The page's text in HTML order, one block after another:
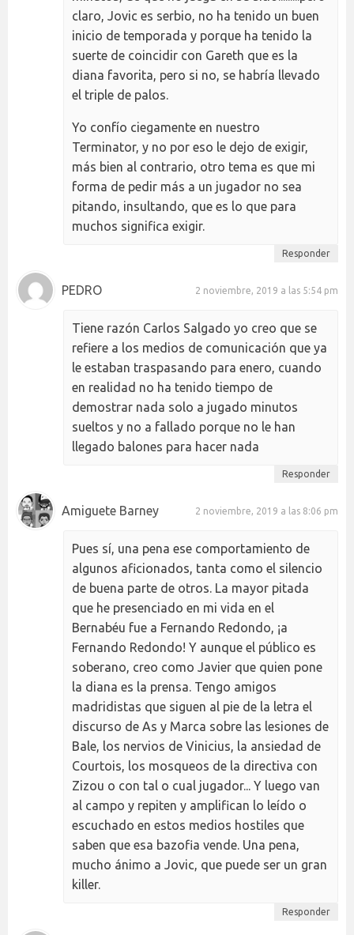
claro, Jovic es serbio, no ha tenido un buen
inicio de temporada y porque ha tenido la
suerte de coincidir con Gareth que es la
diana favorita, pero si no, se habría llevado
el triple de palos.
Yo confío ciegamente en nuestro
Terminator, y no por eso le dejo de exigir,
más bien al contrario, otro tema es que mi
forma de pedir más a un jugador no sea
pitando, insultando, que es lo que para
muchos significa exigir.
Responder
PEDRO 2 noviembre, 2019 a las 5:54 pm
Tiene razón Carlos Salgado yo creo que se
refiere a los medios de comunicación que ya
le estaban traspasando para enero, cuando
en realidad no ha tenido tiempo de
demostrar nada solo a jugado minutos
sueltos y no a fallado porque no le han
llegado balones para hacer nada
Responder
Amiguete Barney 2 noviembre, 2019 a las 8:06 pm
Pues sí, una pena ese comportamiento de
algunos aficionados, tanta como el silencio
de buena parte de otros. La mayor pitada
que he presenciado en mi vida en el
Bernabéu fue a Fernando Redondo, ¡a
Fernando Redondo! Y aunque el público es
soberano, creo como Javier que quien pone
la diana es la prensa. Tengo amigos
madridistas que siguen al pie de la letra el
discurso de As y Marca sobre las lesiones de
Bale, los nervios de Vinicius, la ansiedad de
Courtois, los mosqueos de la directiva con
Zizou o con tal o cual jugador... Y luego van
al campo y repiten y amplifican lo leído o
escuchado en estos medios hostiles que
saben que esa bazofia vende. Una pena,
mucho ánimo a Jovic, que puede ser un gran
killer.
Responder